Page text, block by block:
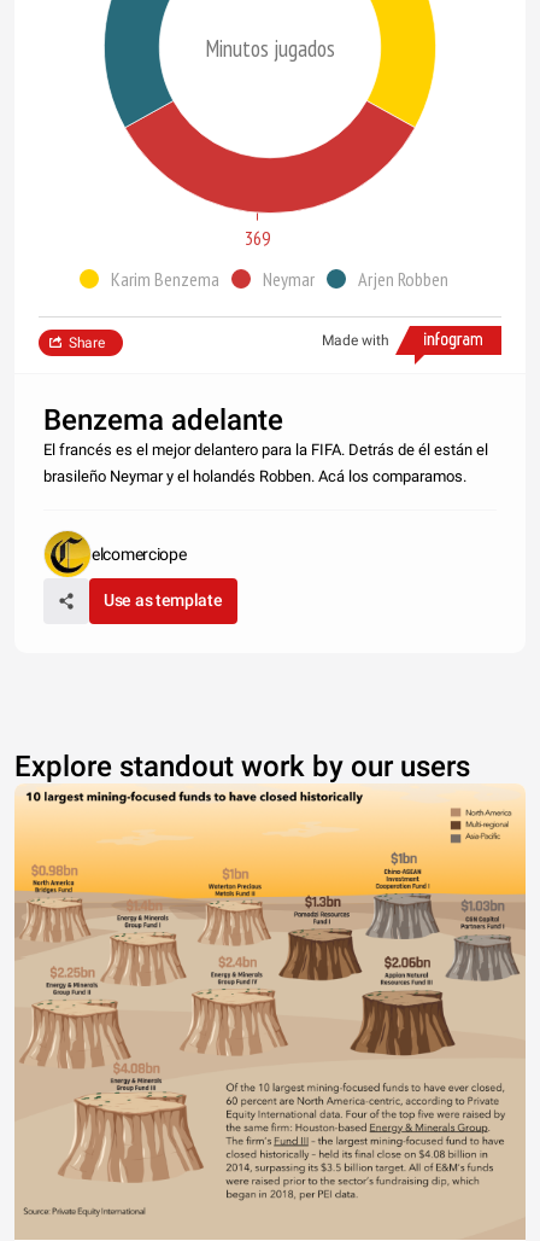
Minutos jugados
Karim Benzema Neymar Arjen Robben
369
Made with
Share
Benzema adelante
El francés es el mejor delantero para la FIFA. Detrás de él están el
brasileño Neymar y el holandés Robben. Acá los comparamos.
elcomerciope
Use as template
Explore standout work by our users